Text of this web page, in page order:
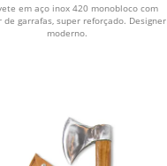
em aço inox 420 monobloco com
de garrafas, super reforçado. Designer
moderno.